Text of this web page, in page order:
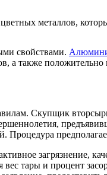
металлов,
свойствами.
а также
Скупщик
Процедура
загрязнение,
тары и процент